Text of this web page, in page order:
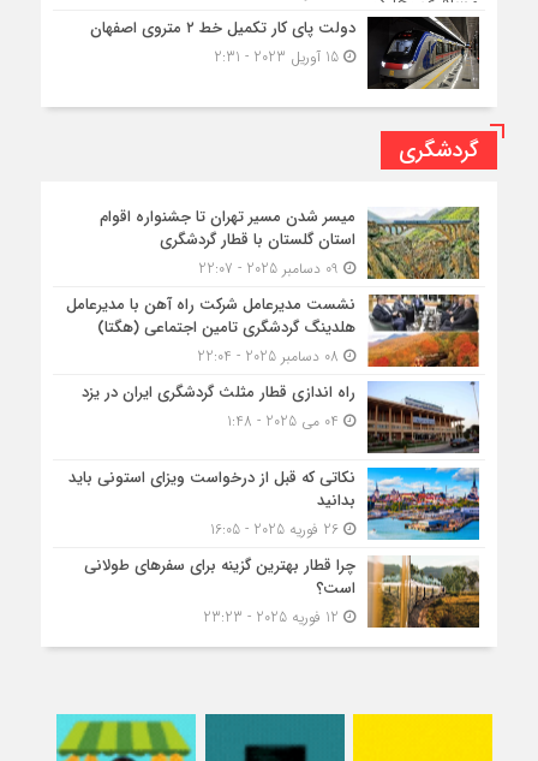
دولت پای کار تکمیل خط ۲ متروی اصفهان
15 آوریل 2023 - 2:31
گردشگری
میسر شدن مسیر تهران تا جشنواره اقوام
استان گلستان با قطار گردشگری
نشست مدیرعامل شرکت راه آهن با مدیرعامل
هلدینگ گردشگری تامین اجتماعی (هگتا)
راه اندازی قطار مثلث گردشگری ایران در یزد
نکاتی که قبل از درخواست ویزای استونی باید
بدانید
26 فوریه 2025 - 16:05
چرا قطار بهترین گزینه برای سفرهای طولانی
است؟